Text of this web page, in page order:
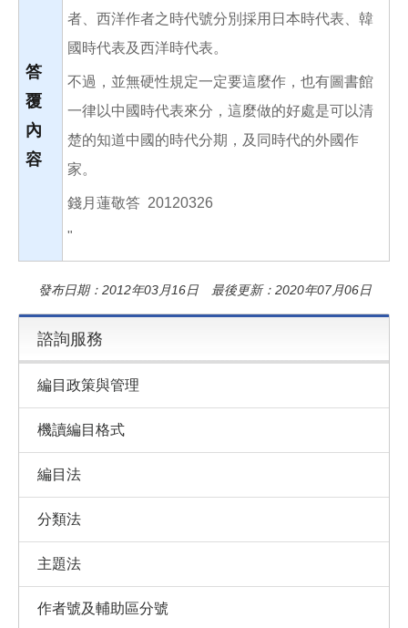
答
覆
內
容
者、西洋作者之時代號分別採用日本時代表、韓
國時代表及西洋時代表。
不過，並無硬性規定一定要這麼作，也有圖書館
一律以中國時代表來分，這麼做的好處是可以清
楚的知道中國的時代分期，及同時代的外國作
家。
錢月蓮敬答 20120326
"
發布日期：2012年03月16日 最後更新：2020年07月06日
諮詢服務
編目政策與管理
機讀編目格式
編目法
分類法
主題法
作者號及輔助區分號